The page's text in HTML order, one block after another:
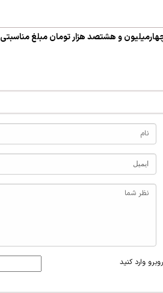
و هشتصد هزار تومان مبلغ مناسبتی
وارد کنید